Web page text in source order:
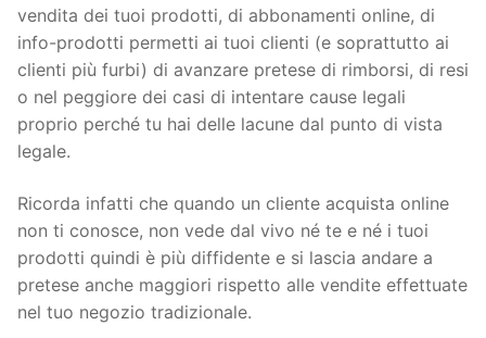
vendita dei tuoi prodotti, di abbonamenti online, di
info-prodotti permetti ai tuoi clienti (e soprattutto ai
clienti più furbi) di avanzare pretese di rimborsi, di resi
o nel peggiore dei casi di intentare cause legali
proprio perché tu hai delle lacune dal punto di vista
legale.
Ricorda infatti che quando un cliente acquista online
non ti conosce, non vede dal vivo né te e né i tuoi
prodotti quindi è più diffidente e si lascia andare a
pretese anche maggiori rispetto alle vendite effettuate
nel tuo negozio tradizionale.